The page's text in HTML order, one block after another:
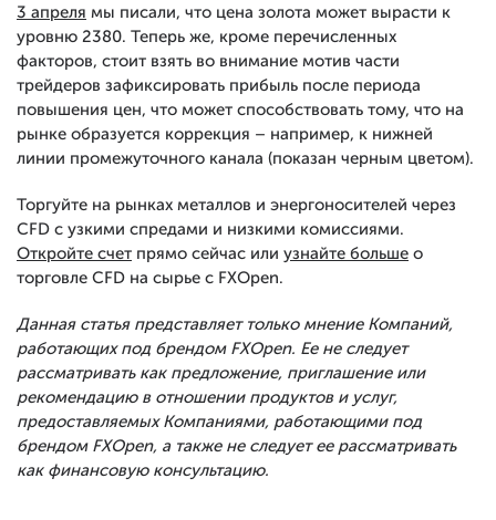
3 апреля мы писали, что цена золота может вырасти к
уровню 2380. Теперь же, кроме перечисленных
факторов, стоит взять во внимание мотив части
трейдеров зафиксировать прибыль после периода
повышения цен, что может способствовать тому, что на
рынке образуется коррекция – например, к нижней
линии промежуточного канала (показан черным цветом).
Торгуйте на рынках металлов и энергоносителей через
CFD с узкими спредами и низкими комиссиями.
Откройте счет прямо сейчас или узнайте больше о
торговле CFD на сырье с FXOpen.
Данная статья представляет только мнение Компаний,
работающих под брендом FXOpen. Ее не следует
рассматривать как предложение, приглашение или
рекомендацию в отношении продуктов и услуг,
предоставляемых Компаниями, работающими под
брендом FXOpen, а также не следует ее рассматривать
как финансовую консультацию.